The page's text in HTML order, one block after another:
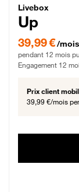
Livebox
Livebox
Up
39,99 € par mois
39,99 €/mois
pendant 12 mois
Engagement 12
Prix client
39,99 €/mois